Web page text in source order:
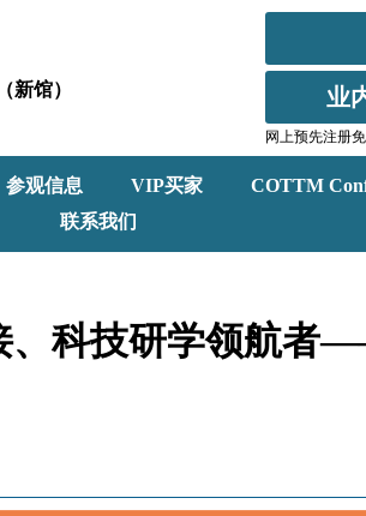
新馆） 业
网上预先注册
参观信息 VIP买家 COTTM
联系我们
、科技研学领航